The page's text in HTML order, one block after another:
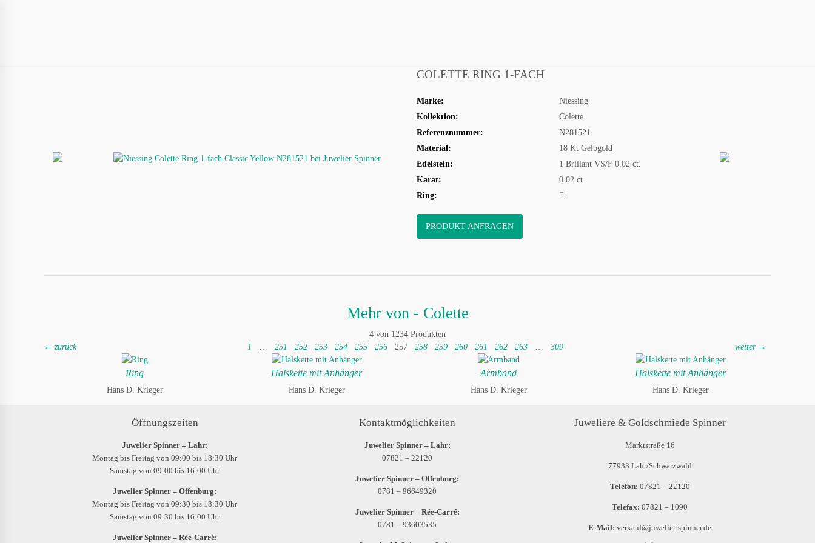
COLETTE RING 1-FACH
Marke:
Niessing
Kollektion:
Colette
Referenznummer:
N281521
Material:
18 Kt Gelbgold
Edelstein:
1 Brillant VS/F 0.02 ct.
Karat:
0.02 ct
Ring:
PRODUKT ANFRAGEN
Mehr von - Colette
4 von 1234 Produkten
← zurück
1 251 252 253 254 255 256 257 258 259 260 261 262 263 309 weiter →
Ring
Hans D. Krieger
Halskette mit Anhänger
Hans D. Krieger
Armband
Hans D. Krieger
Halskette mit Anhänger
Hans D. Krieger
Öffnungszeiten
Juwelier Spinner – Lahr:
Montag bis Freitag von 09:00 bis 18:30 Uhr
Samstag von 09:00 bis 16:00 Uhr
Juwelier Spinner – Offenburg:
Montag bis Freitag von 09:30 bis 18:30 Uhr
Samstag von 09:30 bis 16:00 Uhr
Juwelier Spinner – Rée-Carré:
Kontaktmöglichkeiten
Juwelier Spinner – Lahr:
07821 – 22120
Juwelier Spinner – Offenburg:
0781 – 96649320
Juwelier Spinner – Rée-Carré:
0781 – 93603535
Juweliere & Goldschmiede Spinner
Marktstraße 16
77933 Lahr/Schwarzwald
Telefon: 07821 – 22120
Telefax: 07821 – 1090
E-Mail: verkauf@juwelier-spinner.de